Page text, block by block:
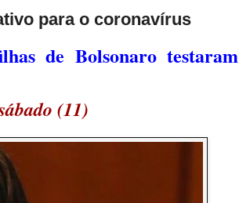
para o coronavírus
de Bolsonaro testaram
(11)